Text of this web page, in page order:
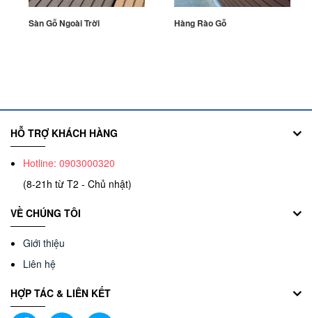
Sàn Gỗ Ngoài Trời Hàng Rào Gỗ
HỖ TRỢ KHÁCH HÀNG
Hotline: 0903000320
(8-21h từ T2 - Chủ nhật)
VỀ CHÚNG TÔI
Giới thiệu
Liên hệ
HỢP TÁC & LIÊN KẾT